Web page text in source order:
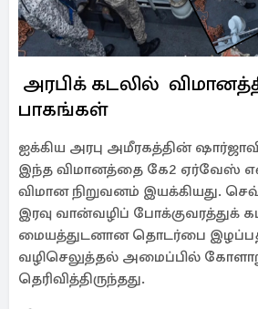
அரபிக் கடலில்
பாகங்கள்
ஐக்கிய அரபு அமீரகத்தின்
இந்த விமானத்தை கே2 ஏர்வேஸ்
விமான நிறுவனம் இயக்கியது.
இரவு வான்வழிப் போக்குவரத்துக்
மையத்துடனான தொடர்பை
வழிசெலுத்தல் அமைப்பில்
தெரிவித்திருந்தது.